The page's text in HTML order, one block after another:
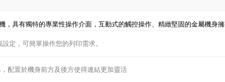
具有獨特的專業性操作介面，互動式的觸控操作、精緻堅固的金屬機身
定，可簡單操作您的列印需求。
配置於機身前方及後方使得連結更加靈活